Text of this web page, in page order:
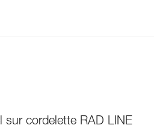
sur cordelette RAD LINE